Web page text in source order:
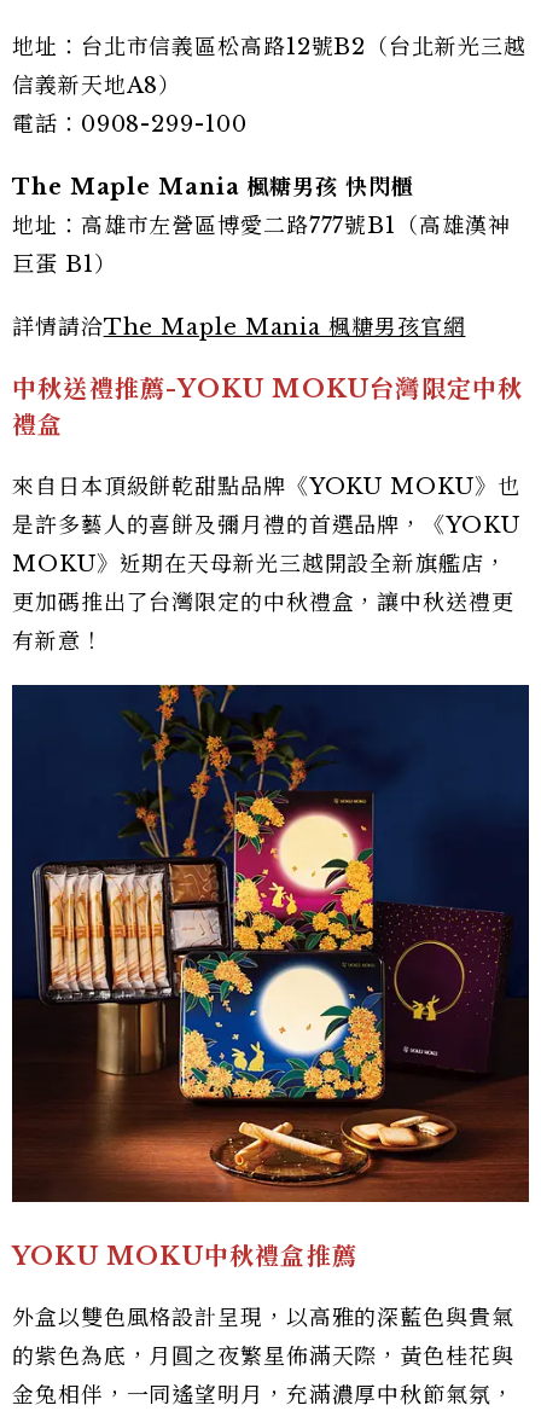
地址：台北市信義區松高路12號B2（台北新光三越
信義新天地A8）
電話：0908-299-100
The Maple Mania 楓糖男孩 快閃櫃
地址：高雄市左營區博愛二路777號B1（高雄漢神
巨蛋 B1）
詳情請洽The Maple Mania 楓糖男孩官網
中秋送禮推薦-YOKU MOKU台灣限定中秋
禮盒
來自日本頂級餅乾甜點品牌《YOKU MOKU》也
是許多藝人的喜餅及彌月禮的首選品牌，《YOKU
MOKU》近期在天母新光三越開設全新旗艦店，
更加碼推出了台灣限定的中秋禮盒，讓中秋送禮更
有新意！
YOKU MOKU中秋禮盒推薦
外盒以雙色風格設計呈現，以高雅的深藍色與貴氣
的紫色為底，月圓之夜繁星佈滿天際，黃色桂花與
金兔相伴，一同遙望明月，充滿濃厚中秋節氣氛，